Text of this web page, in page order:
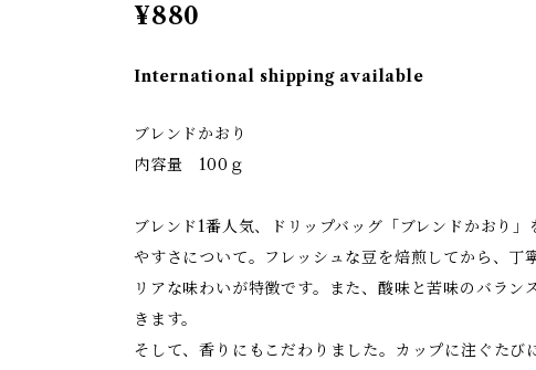
¥880
International shipping available
ブレンドかおり
内容量 100ｇ
ブレンド1番人気、ドリップバッグ「ブレンドかおり
やすさについて。フレッシュな豆を焙煎してから、丁
リアな味わいが特徴です。また、酸味と苦味のバラ
きます。
そして、香りにもこだわりました。カップに注ぐた